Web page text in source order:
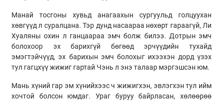
Манай тосгоны хувьд анагаахын сургуульд голцуухан
хөвгүүд л суралцана. Тэр дунд насаараа нөхөрт гараагүй, Ли
Хуаляны охин л ганцаараа эмч болж билээ. Дотрын эмч
болохоор эх барихгүй бөгөөд эрчүүдийн тухайд
эмэгтэйчүүд, эх барихын эмч болохыг ихээхэн дорд үзэх
тул гагцхүү жижиг гартай Чэнь л энэ талаар мэргэшсэн юм.
Мань хүний гар эм хүнийхээс ч жижигхэн, эвлэгхэн тул ийм
хочтой болсон юмдаг. Ураг буруу байрласан, хөлөөрөө